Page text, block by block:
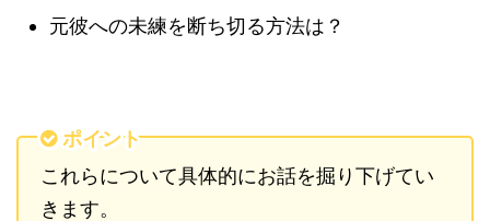
元彼への未練を断ち切る方法は？
ポイント
これらについて具体的にお話を掘り下げてい
きます。